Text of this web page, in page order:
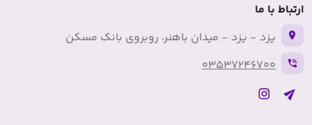
ارتباط با ما
یزد - یزد - میدان باهنر، روبروی بانک مسکن
03537246700